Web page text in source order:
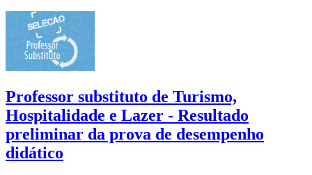
Professor substituto de Turismo,
Hospitalidade e Lazer - Resultado
preliminar da prova de desempenho
didático